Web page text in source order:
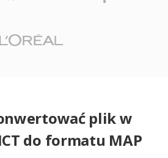
plik w
do formatu MAP